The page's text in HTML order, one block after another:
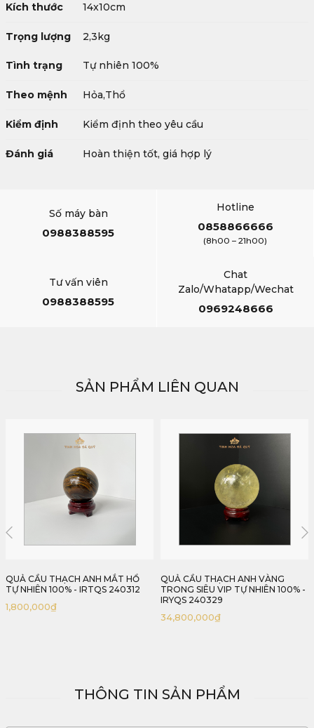
Kích thước 14x10cm
Trọng lượng 2,3kg
Tình trạng Tự nhiên 100%
Theo mệnh Hỏa,Thổ
Kiểm định Kiểm định theo yêu cầu
Đánh giá Hoàn thiện tốt, giá hợp lý
Số máy bàn
0988388595
Hotline
0858866666
(8h00 – 21h00)
Tư vấn viên
0988388595
Chat
Zalo/Whatapp/Wechat
0969248666
SẢN PHẨM LIÊN QUAN
QUẢ CẦU THẠCH ANH VÀNG
TRONG SIÊU VIP TỰ NHIÊN 100% -
QUẢ CẦU THẠCH ANH TRẮNG
TRONG TỰ NHIÊN 100% - IRWQS
240317A
5,610,000₫
THÔNG TIN SẢN PHẨM